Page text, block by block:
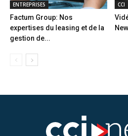
ENTREPRISES
Factum Group: Nos
expertises du leasing et de la
gestion de...
CCI